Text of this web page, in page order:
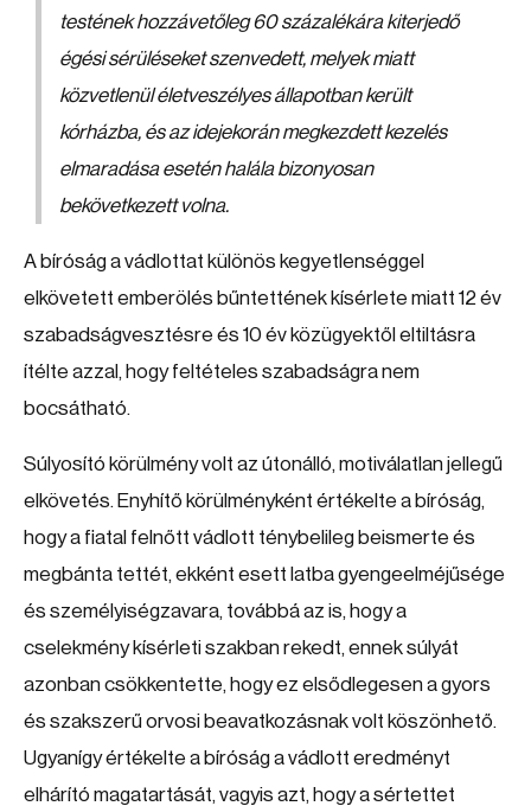
testének hozzávetőleg 60 százalékára kiterjedő
égési sérüléseket szenvedett, melyek miatt
közvetlenül életveszélyes állapotban került
kórházba, és az idejekorán megkezdett kezelés
elmaradása esetén halála bizonyosan
bekövetkezett volna.
A bíróság a vádlottat különös kegyetlenséggel
elkövetett emberölés bűntettének kísérlete miatt 12 év
szabadságvesztésre és 10 év közügyektől eltiltásra
ítélte azzal, hogy feltételes szabadságra nem
bocsátható.
Súlyosító körülmény volt az útonálló, motiválatlan jellegű
elkövetés. Enyhítő körülményként értékelte a bíróság,
hogy a fiatal felnőtt vádlott ténybelileg beismerte és
megbánta tettét, ekként esett latba gyengeelméjűsége
és személyiségzavara, továbbá az is, hogy a
cselekmény kísérleti szakban rekedt, ennek súlyát
azonban csökkentette, hogy ez elsődlegesen a gyors
és szakszerű orvosi beavatkozásnak volt köszönhető.
Ugyanígy értékelte a bíróság a vádlott eredményt
elhárító magatartását, vagyis azt, hogy a sértettet